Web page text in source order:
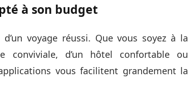
à son budget
voyage réussi. Que vous soyez à la
conviviale, d’un hôtel confortable ou
vous facilitent grandement la